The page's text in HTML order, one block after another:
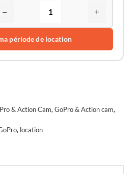
− +
période de location
& Action Cam,GoPro & Action cam,
, location